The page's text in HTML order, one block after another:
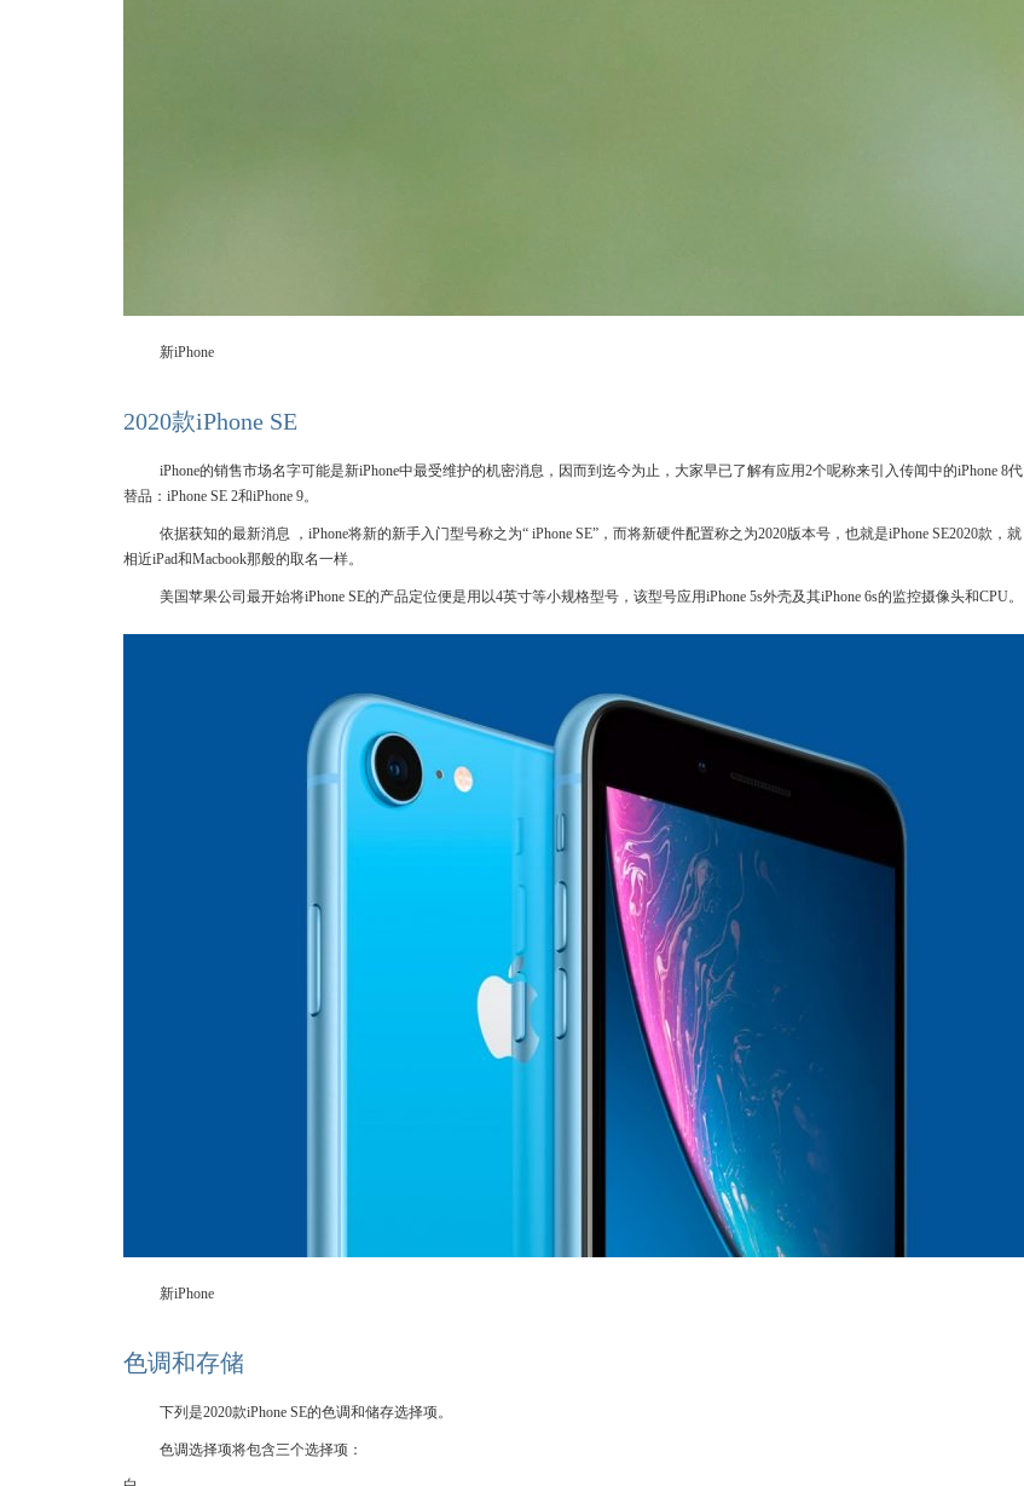
新iPhone
2020款iPhone SE
iPhone的销售市场名字可能是新iPhone中最受维护的机密消息，因而到迄今为止，大家早已了解有应用2个呢称来引入传闻中的iPhone 8代
替品：iPhone SE 2和iPhone 9。
依据获知的最新消息 ，iPhone将新的新手入门型号称之为“ iPhone SE”，而将新硬件配置称之为2020版本号，也就是iPhone SE2020款，就
相近iPad和Macbook那般的取名一样。
美国苹果公司最开始将iPhone SE的产品定位便是用以4英寸等小规格型号，该型号应用iPhone 5s外壳及其iPhone 6s的监控摄像头和CPU。
新iPhone
色调和存储
下列是2020款iPhone SE的色调和储存选择项。
色调选择项将包含三个选择项：